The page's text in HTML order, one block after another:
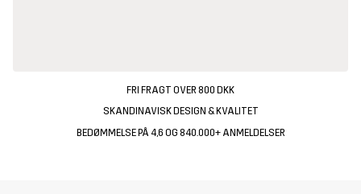
FRI FRAGT OVER 800 DKK
SKANDINAVISK DESIGN & KVALITET
BEDØMMELSE PÅ 4,6 OG 840.000+ ANMELDELSER